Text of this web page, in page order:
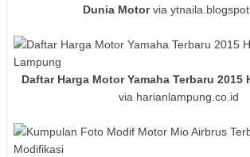
Dunia Motorvia
Daftar Harga Motor Yamaha Terbaru 2015
via harianlampung.co.id